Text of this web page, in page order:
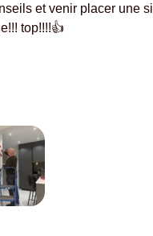
et venir placer une
top!!!!👍